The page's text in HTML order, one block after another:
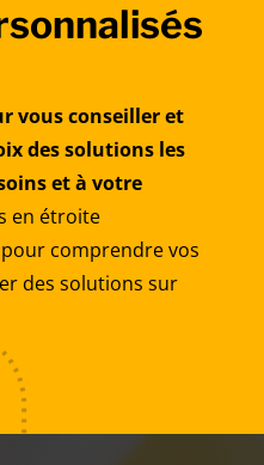
vous conseiller et
des solutions les
et à votre
en étroite
comprendre vos
des solutions sur